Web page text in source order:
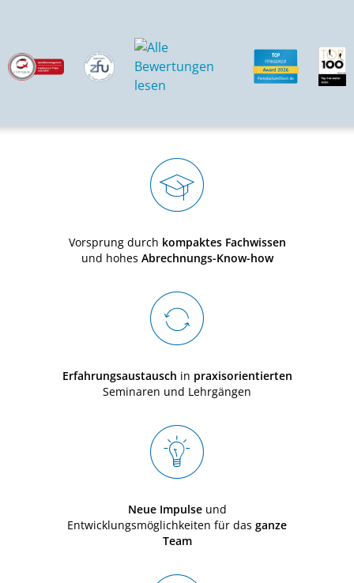
Vorsprung durch kompaktes Fachwissen
und hohes Abrechnungs-Know-how
Erfahrungsaustausch in praxisorientierten
Seminaren und Lehrgängen
Neue Impulseund
Entwicklungsmöglichkeiten für das ganze
Team